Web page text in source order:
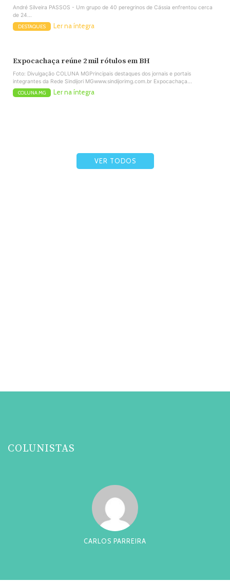
André Silveira PASSOS - Um grupo de 40 peregrinos de Cássia enfrentou cerca
de 24...
DESTAQUES Ler na íntegra
Expocachaça reúne 2 mil rótulos em BH
Foto: Divulgação COLUNA MGPrincipais destaques dos jornais e portais
integrantes da Rede Sindijori MGwww.sindijorimg.com.br Expocachaça...
COLUNA MG Ler na íntegra
VER TODOS
COLUNISTAS
CARLOS PARREIRA